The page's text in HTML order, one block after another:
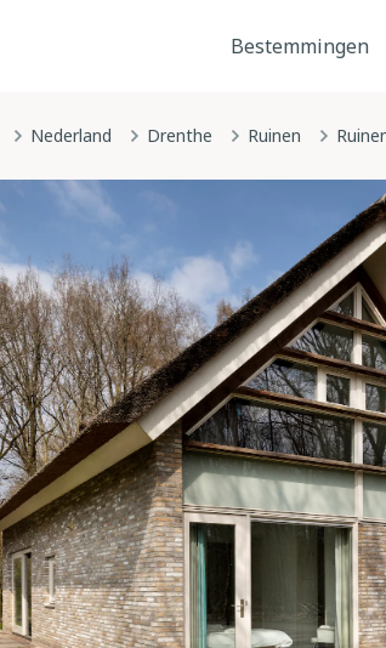
Bestemmingen
Nederland Drenthe Ruinen